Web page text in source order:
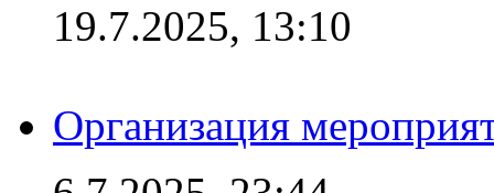
19.7.2025, 13:10
Организация